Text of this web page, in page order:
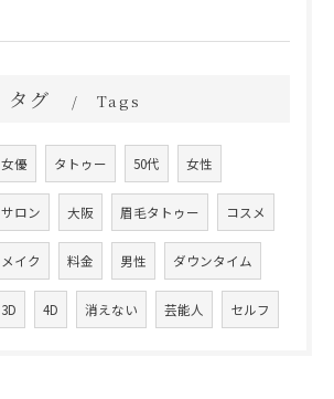
タグ Tags
女優 タトゥー 50代 女性
サロン 大阪 眉毛タトゥー コスメ
メイク 料金 男性 ダウンタイム
3D 4D 消えない 芸能人 セルフ